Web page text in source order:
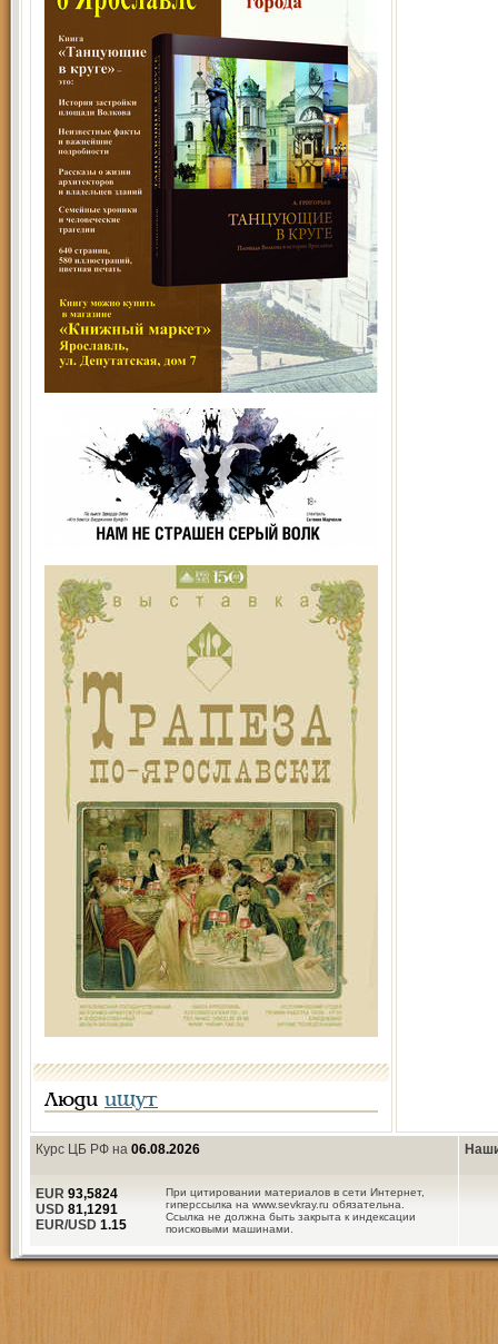
Люди ищут
Курс ЦБ РФ на 06.08.2026
При цитировании материалов в сети Интернет,
гиперссылка на www.sevkray.ru обязательна.
Ссылка не должна быть закрыта к индексации
поисковыми машинами.
EUR 93,5824
USD 81,1291
EUR/USD 1.15